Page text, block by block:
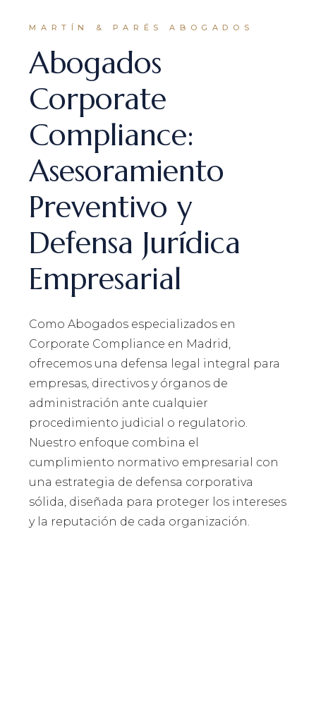
MARTÍN & PARÉS ABOGADOS
Abogados
Corporate
Compliance:
Asesoramiento
Preventivo y
Defensa Jurídica
Empresarial
Como Abogados especializados en
Corporate Compliance en Madrid,
ofrecemos una defensa legal integral para
empresas, directivos y órganos de
administración ante cualquier
procedimiento judicial o regulatorio.
Nuestro enfoque combina el
cumplimiento normativo empresarial con
una estrategia de defensa corporativa
sólida, diseñada para proteger los intereses
y la reputación de cada organización.